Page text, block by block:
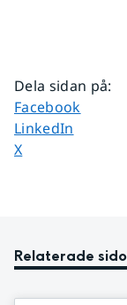
Dela sidan på:
Dela sidan på
Facebook
Dela sidan på
LinkedIn
Dela sidan på
X
Relaterade